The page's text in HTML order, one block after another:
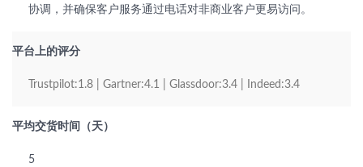
协调，并确保客户服务通过电话对非商业客户更易访问。
平台上的评分
Trustpilot:1.8 | Gartner:4.1 | Glassdoor:3.4 | Indeed:3.4
平均交货时间（天）
5